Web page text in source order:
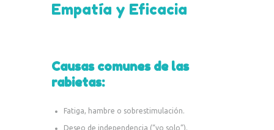
Empatía y Eficacia
Causas comunes de las
rabietas:
Fatiga, hambre o sobrestimulación.
Deseo de independencia (“yo solo”).